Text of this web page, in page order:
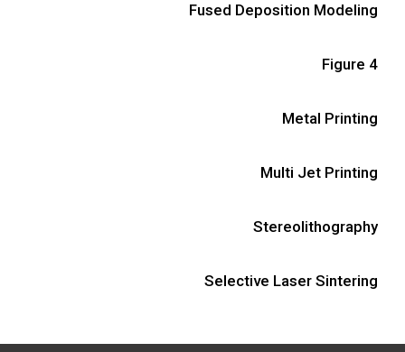
Fused Deposition Modeling
Figure 4
Metal Printing
Multi Jet Printing
Stereolithography
Selective Laser Sintering